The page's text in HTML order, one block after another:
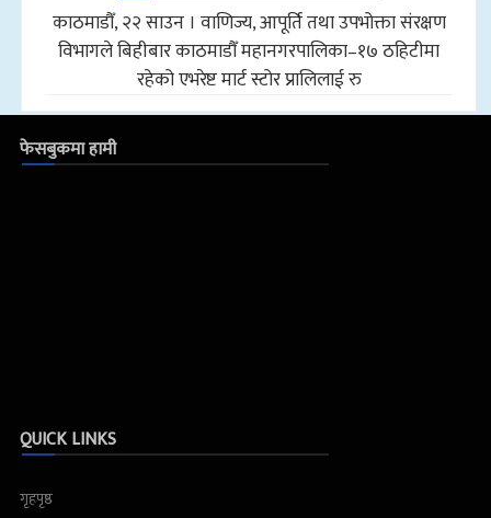
काठमाडौँ, २२ साउन । वाणिज्य, आपूर्ति तथा उपभोक्ता संरक्षण
विभागले बिहीबार काठमाडौँ महानगरपालिका–१७ ठहिटीमा
रहेको एभरेष्ट मार्ट स्टोर प्रालिलाई रु
फेसबुकमा हामी
QUICK LINKS
गृहपृष्ठ